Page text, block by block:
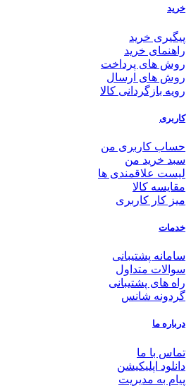
خرید
پیگیری خرید
راهنمای خرید
روش های پرداخت
روش های ارسال
رویه بازگردانی کالا
کاربری
حساب کاربری من
سبد خرید من
لیست علاقمندی ها
مقایسه کالا
میز کار کاربری
خدمات
سامانه پشتیبانی
سوالات متداول
راه های پشتیبانی
گردونه شانس
درباره ما
تماس با ما
دانلود اپلیکیشن
پیام به مدیریت